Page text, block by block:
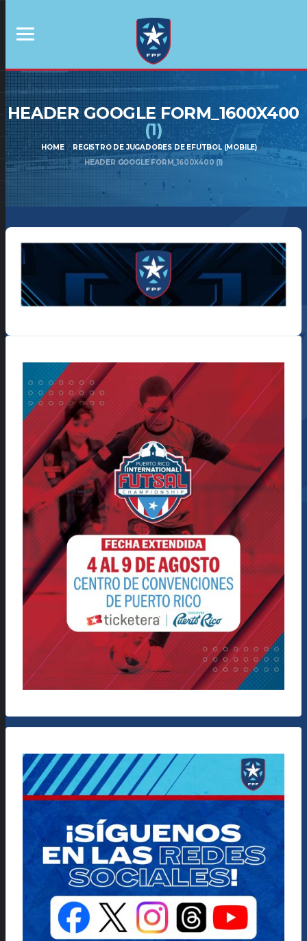
HEADER GOOGLE FORM_1600X400
(1)
HOME
REGISTRO DE JUGADORES DE EFUTBOL (MOBILE)
HEADER GOOGLE FORM_1600X400 (1)